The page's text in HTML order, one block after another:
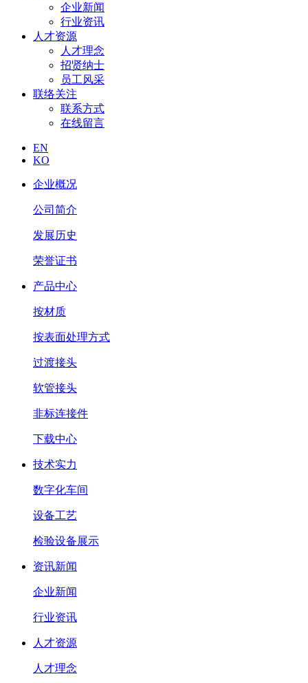
企业新闻
行业资讯
人才资源
人才理念
招贤纳士
员工风采
联络关注
联系方式
在线留言
EN
KO
企业概况
公司简介
发展历史
荣誉证书
产品中心
按材质
按表面处理方式
过渡接头
软管接头
非标连接件
下载中心
技术实力
数字化车间
设备工艺
检验设备展示
资讯新闻
企业新闻
行业资讯
人才资源
人才理念